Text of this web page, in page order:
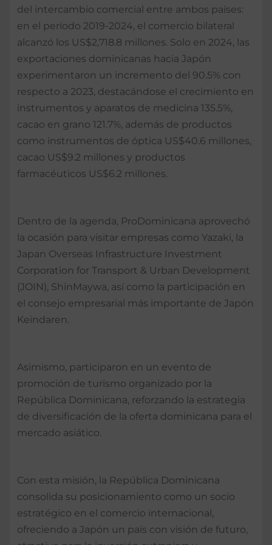
del intercambio comercial entre ambos países:
en el período 2019-2024, el comercio bilateral
alcanzó los US$2,718.8 millones. Solo en 2024, las
exportaciones dominicanas hacia Japón
experimentaron un incremento del 90.5% con
respecto a 2023, destacándose el crecimiento en
instrumentos y aparatos de medicina 135.5%,
cacao en grano 121.7%, además de productos
como instrumentos de óptica US$40.6 millones,
cacao US$9.2 millones y productos
farmacéuticos US$6.2 millones.
Dentro de la agenda, ProDominicana aprovechó
la ocasión para visitar empresas como Yazaki, la
Japan Overseas Infrastructure Investment
Corporation for Transport & Urban Development
(JOIN), ShinMaywa, así como la participación en
el consejo empresarial más importante de Japón
Keindaren.
Asimismo, participaron en un evento de
promoción de turismo organizado por la
República Dominicana, reforzando la estrategia
de diversificación de la oferta dominicana para el
mercado asiático.
Con esta misión, la República Dominicana
consolida su posicionamiento como un socio
estratégico en el comercio internacional,
ofreciendo a Japón un país con visión de futuro,